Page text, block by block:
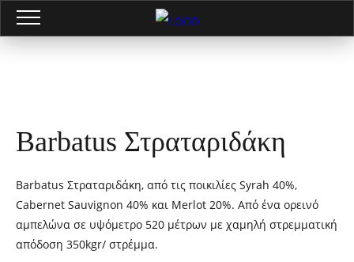
Barbatus Στραταριδάκη
Barbatus Στραταριδάκη, από τις ποικιλίες Syrah 40%,
Cabernet Sauvignon 40% και Merlot 20%. Από ένα ορεινό
αµπελώνα σε υψόμετρο 520 μέτρων µε χαµηλή στρεµµατική
απόδοση 350kgr/ στρέµµα.